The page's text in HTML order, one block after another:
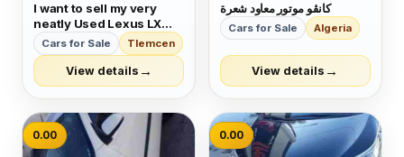
I want to sell my very
neatly Used Lexus LX
570 2019 for just
$30,000 USD. The car is
absolutely fresh and
ready to be used,
is in perfect condition
and very low mileage
sati...
Cars for Sale Tlemcen
View details →
كانڨو موتور معاود شعرة
Cars for Sale Algeria
View details →
0.00 0.00